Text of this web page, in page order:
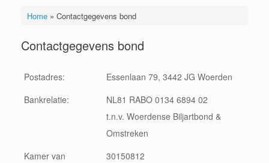
Home» Contactgegevens bond
Contactgegevens bond
Postadres:
Essenlaan 79, 3442 JG Woerden
Bankrelatie:
NL81 RABO 0134 6894 02
t.n.v. Woerdense Biljartbond &
Omstreken
Kamer van
30150812